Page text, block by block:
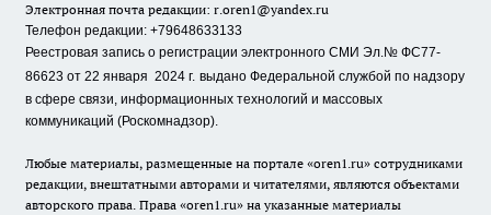
Электронная почта редакции: r.oren1@yandex.ru
Телефон редакции: +79648633133
Реестровая запись о регистрации электронного СМИ Эл.№ ФС77-
86623 от 22 января 2024 г. выдано Федеральной службой по надзору
в сфере связи, информационных технологий и массовых
коммуникаций (Роскомнадзор).
Любые материалы, размещенные на портале «oren1.ru» сотрудниками
редакции, внештатными авторами и читателями, являются объектами
авторского права. Права «oren1.ru» на указанные материалы